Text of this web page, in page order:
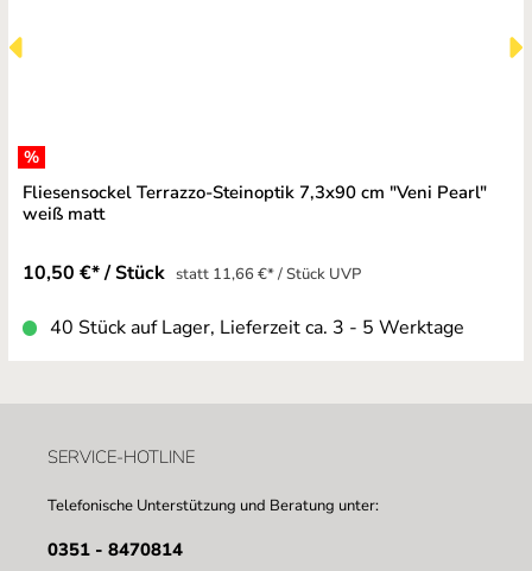
%
Fliesensockel Terrazzo-Steinoptik 7,3x90 cm "Veni Pearl"
weiß matt
10,50 €* / Stück statt 11,66 €* / Stück UVP
40 Stück auf Lager, Lieferzeit ca. 3 - 5 Werktage
SERVICE-HOTLINE
Telefonische Unterstützung und Beratung unter:
0351 - 8470814